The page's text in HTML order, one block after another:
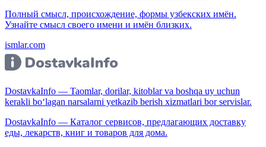
Полный смысл, происхождение, формы узбекских имён.
Узнайте смысл своего имени и имён близких.
ismlar.com
DostavkaInfo — Taomlar, dorilar, kitoblar va boshqa uy uchun
kerakli bo‘lagan narsalarni yetkazib berish xizmatlari bor servislar.
DostavkaInfo — Каталог сервисов, предлагающих доставку
еды, лекарств, книг и товаров для дома.